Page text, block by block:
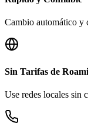
Cambio automático y
Sin Tarifas de
Use redes locales sin